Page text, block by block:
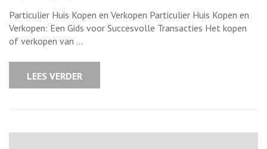
Gids
voor
Succesvol
Particulier
Particulier Huis Kopen en Verkopen Particulier Huis Kopen en
Verkopen: Een Gids voor Succesvolle Transacties Het kopen
of verkopen van …
LEES VERDER